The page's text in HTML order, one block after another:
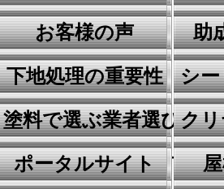
お客様の声 助
下地処理の重要性 シ
ョン
塗料で選ぶ業者選びが1
ク
で外壁塗装-高松市外
ポータルサイト